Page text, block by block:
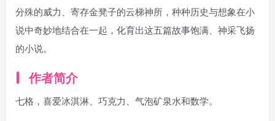
分殊的威力、寄存金凳子的云梯神所，种种历史与想象在小
说中奇妙地结合在一起，化育出这五篇故事饱满、神采飞扬
的小说。
作者简介
七格，喜爱冰淇淋、巧克力、气泡矿泉水和数学。